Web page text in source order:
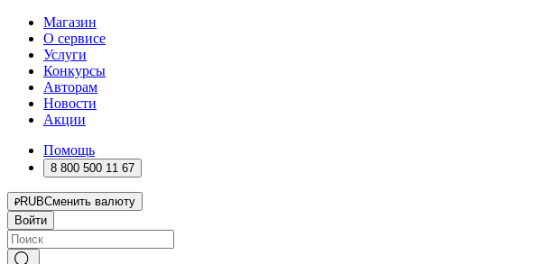
Магазин
О сервисе
Услуги
Конкурсы
Авторам
Новости
Акции
Помощь
8 800 500 11 67
RUBСменить валюту
Войти